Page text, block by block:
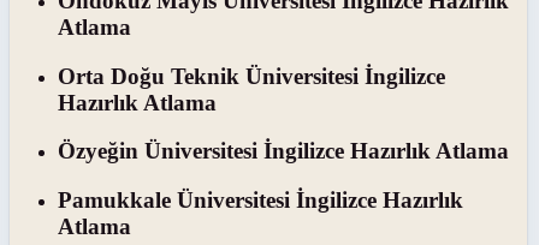
Atlama
Orta Doğu Teknik Üniversitesi İngilizce
Hazırlık Atlama
Özyeğin Üniversitesi İngilizce Hazırlık Atlama
Pamukkale Üniversitesi İngilizce Hazırlık
Atlama